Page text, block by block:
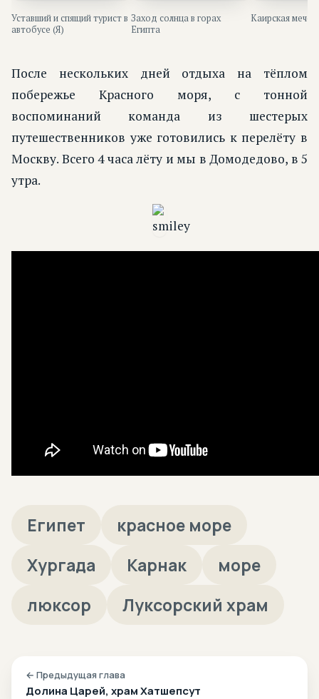
Уставший и спящий турист в
автобусе (Я)
Заход солнца в горах
Египта
Каирская
После нескольких дней отдыха на тёплом
побережье Красного моря, с тонной
воспоминаний команда из шестерых
путешественников уже готовились к перелёту в
Москву. Всего 4 часа лёту и мы в Домодедово, в 5
утра.
Египет
красное море
Хургада
Карнак
море
люксор
Луксорский храм
← Предыдущая глава
Долина Царей, храм Хатшепсут